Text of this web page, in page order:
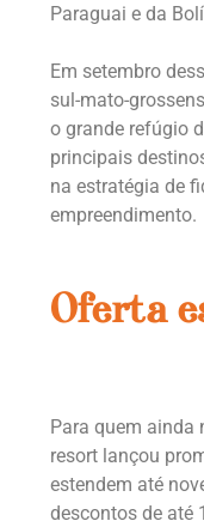
Paraguai e da
Em setembro
sul-mato-
o grande refúgio
principais
na estratégia de
empreendimento.
Oferta
Para quem ainda
resort lançou
estendem até
descontos de até